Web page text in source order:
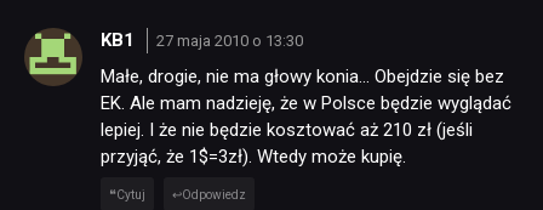
SKLEP
KB1 27 maja 2010 o 13:30
Małe, drogie, nie ma głowy konia… Obejdzie się bez
EK. Ale mam nadzieję, że w Polsce będzie wyglądać
lepiej. I że nie będzie kosztować aż 210 zł (jeśli
przyjąć, że 1$=3zł). Wtedy może kupię.
Cytuj Odpowiedz